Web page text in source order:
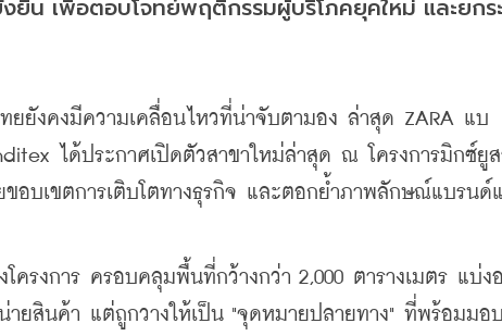
ยืน เพื่อตอบโจทย์พฤติกรรมผู้บริโภคยุคใหม่ และยกร
งคงมีความเคลื่อนไหวที่น่าจับตามอง ล่าสุด ZARA แบ
ได้ประกาศเปิดตัวสาขาใหม่ล่าสุด ณ โครงการมิกซ์ยู
ขอบเขตการเติบโตทางธุรกิจ และตอกย้ำภาพลักษณ์แบรนด์
รงการ ครอบคลุมพื้นที่กว้างกว่า 2,000 ตารางเมตร แบ่ง
ยสินค้า แต่ถูกวางให้เป็น "จุดหมายปลายทาง" ที่พร้อมมอบ